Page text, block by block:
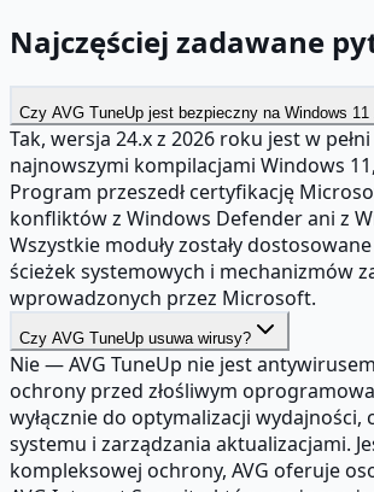
Najczęściej zadawane
Czy AVG TuneUp jest bezpieczny na Windows 11
Tak, wersja 24.x z 2026 roku jest w
najnowszymi kompilacjami Windows
Program przeszedł certyfikację
konfliktów z Windows Defender ani z
Wszystkie moduły zostały
ścieżek systemowych i mechanizmów
wprowadzonych przez Microsoft.
Czy AVG TuneUp usuwa wirusy?
Nie — AVG TuneUp nie jest
ochrony przed złośliwym
wyłącznie do optymalizacji wydajności,
systemu i zarządzania aktualizacjami.
kompleksowej ochrony, AVG oferuje